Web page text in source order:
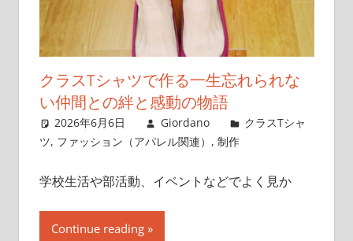
クラスTシャツで作る一生忘れられな
い仲間との絆と感動の物語
2026年6月6日 Giordano
クラスTシャ
ツ, ファッション（アパレル関連） , 制作
学校生活や部活動、イベントなどでよく見か
Continue reading